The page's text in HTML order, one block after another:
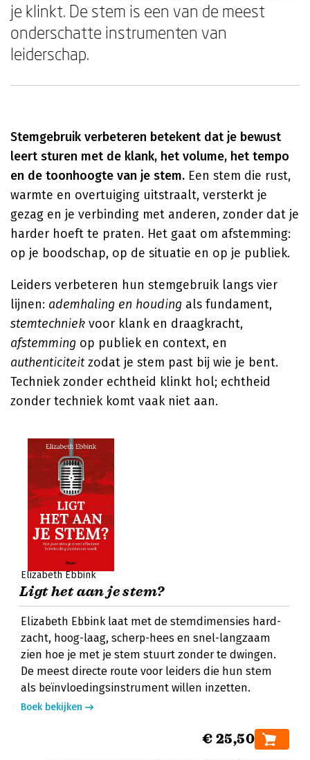
je klinkt. De stem is een van de meest
onderschatte instrumenten van
leiderschap.
Stemgebruik verbeteren betekent dat je bewust
leert sturen met de klank, het volume, het tempo
en de toonhoogte van je stem. Een stem die rust,
warmte en overtuiging uitstraalt, versterkt je
gezag en je verbinding met anderen, zonder dat je
harder hoeft te praten. Het gaat om afstemming:
op je boodschap, op de situatie en op je publiek.
Leiders verbeteren hun stemgebruik langs vier
lijnen: ademhaling en houding als fundament,
stemtechniek voor klank en draagkracht,
afstemming op publiek en context, en
authenticiteitzodat je stem past bij wie je bent.
Techniek zonder echtheid klinkt hol; echtheid
zonder techniek komt vaak niet aan.
Elizabeth Ebbink
Ligt het aan je stem?
Elizabeth Ebbink laat met de stemdimensies hard-
zacht, hoog-laag, scherp-hees en snel-langzaam
zien hoe je met je stem stuurt zonder te dwingen.
De meest directe route voor leiders die hun stem
als beïnvloedingsinstrument willen inzetten.
Boek bekijken
€ 25,50